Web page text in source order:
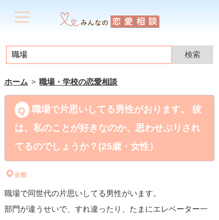
ホーム 職場・学校の恋愛相談
職場で片思いしてる男性がおります。 彼
は、私のことが好きなのか、思わせぶりされ
てるのでしょうか？(25歳・女性）
全般
職場で同世代の片思いしてる男性がいます。
部門が違うせいで、すれ違ったり、たまにエレベーター一